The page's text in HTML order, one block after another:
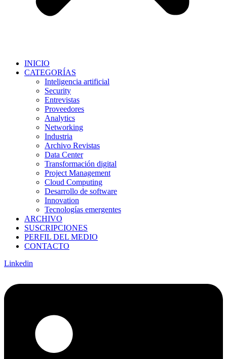
INICIO
CATEGORÍAS
Inteligencia artificial
Security
Entrevistas
Proveedores
Analytics
Networking
Industria
Archivo Revistas
Data Center
Transformación digital
Project Management
Cloud Computing
Desarrollo de software
Innovation
Tecnologías emergentes
ARCHIVO
SUSCRIPCIONES
PERFIL DEL MEDIO
CONTACTO
Linkedin